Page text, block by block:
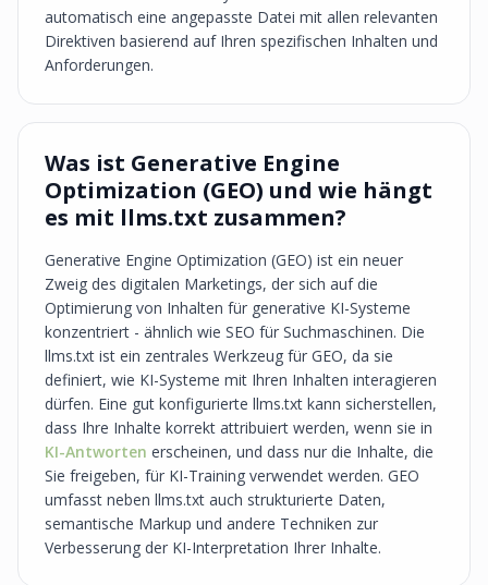
automatisch eine angepasste Datei mit allen relevanten
Direktiven basierend auf Ihren spezifischen Inhalten und
Anforderungen.
Was ist Generative Engine
Optimization (GEO) und wie hängt
es mit llms.txt zusammen?
Generative Engine Optimization (GEO) ist ein neuer
Zweig des digitalen Marketings, der sich auf die
Optimierung von Inhalten für generative KI-Systeme
konzentriert - ähnlich wie SEO für Suchmaschinen. Die
llms.txt ist ein zentrales Werkzeug für GEO, da sie
definiert, wie KI-Systeme mit Ihren Inhalten interagieren
dürfen. Eine gut konfigurierte llms.txt kann sicherstellen,
dass Ihre Inhalte korrekt attribuiert werden, wenn sie in
KI-Antworten erscheinen, und dass nur die Inhalte, die
Sie freigeben, für KI-Training verwendet werden. GEO
umfasst neben llms.txt auch strukturierte Daten,
semantische Markup und andere Techniken zur
Verbesserung der KI-Interpretation Ihrer Inhalte.